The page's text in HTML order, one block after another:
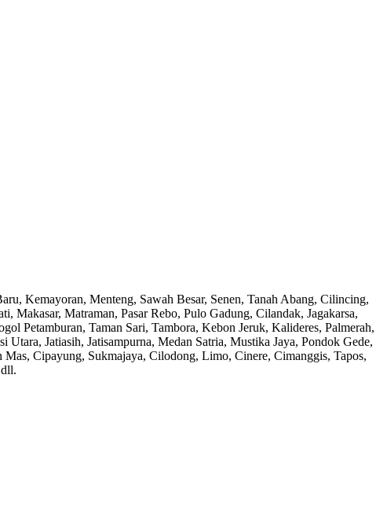
Kemayoran, Menteng, Sawah Besar, Senen, Tanah Abang, Cilincing,
Makasar, Matraman, Pasar Rebo, Pulo Gadung, Cilandak, Jagakarsa,
Petamburan, Taman Sari, Tambora, Kebon Jeruk, Kalideres, Palmerah,
Jatiasih, Jatisampurna, Medan Satria, Mustika Jaya, Pondok Gede,
Cipayung, Sukmajaya, Cilodong, Limo, Cinere, Cimanggis, Tapos,